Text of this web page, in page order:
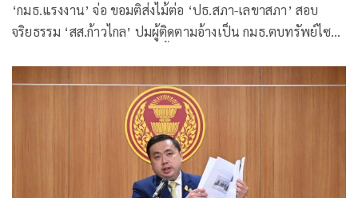
‘กมธ.แรงงาน’ จ่อ ขอมติส่งไม้ต่อ ‘ปธ.สภา-เลขาสภา’ สอบ
จริยธรรม ‘สส.ก้าวไกล’ ปมผู้ติดตามอ้างเป็น กมธ.ตบทรัพย์ไซต์